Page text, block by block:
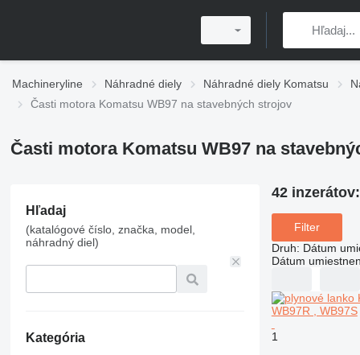
Machineryline Náhradné diely Náhradné diely Komatsu
Časti motora Komatsu WB97 na stavebných strojov
Časti motora Komatsu WB97 na
Hľadaj
(katalógové číslo, značka, model,
náhradný diel)
Kategória
42 inzerátov:
Filter
Druh: Dátum
Dátum
1